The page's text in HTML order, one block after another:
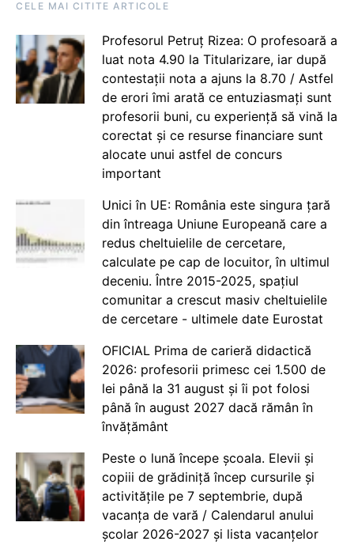
CELE MAI CITITE ARTICOLE
Profesorul Petruț Rizea: O profesoară a
luat nota 4.90 la Titularizare, iar după
contestații nota a ajuns la 8.70 / Astfel
de erori îmi arată ce entuziasmați sunt
profesorii buni, cu experiență să vină la
corectat și ce resurse financiare sunt
alocate unui astfel de concurs
important
Unici în UE: România este singura țară
din întreaga Uniune Europeană care a
redus cheltuielile de cercetare,
calculate pe cap de locuitor, în ultimul
deceniu. Între 2015-2025, spațiul
comunitar a crescut masiv cheltuielile
de cercetare - ultimele date Eurostat
OFICIAL Prima de carieră didactică
2026: profesorii primesc cei 1.500 de
lei până la 31 august și îi pot folosi
până în august 2027 dacă rămân în
învățământ
Peste o lună începe școala. Elevii și
copiii de grădiniță încep cursurile și
activitățile pe 7 septembrie, după
vacanța de vară / Calendarul anului
școlar 2026-2027 și lista vacanțelor